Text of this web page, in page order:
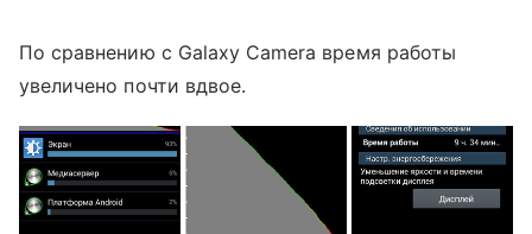
По сравнению с Galaxy Camera время работы
увеличено почти вдвое.